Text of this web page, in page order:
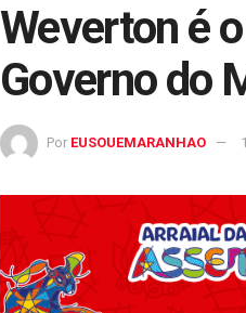
Weverton é
Governo do
Por EUSOUEMARANHAO